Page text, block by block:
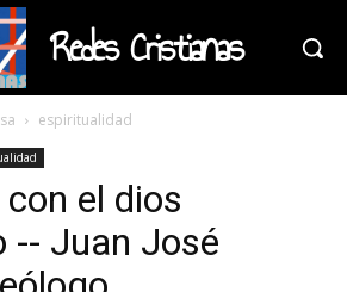
Redes Cristianas
espiritualidad
el dios
-- Juan José